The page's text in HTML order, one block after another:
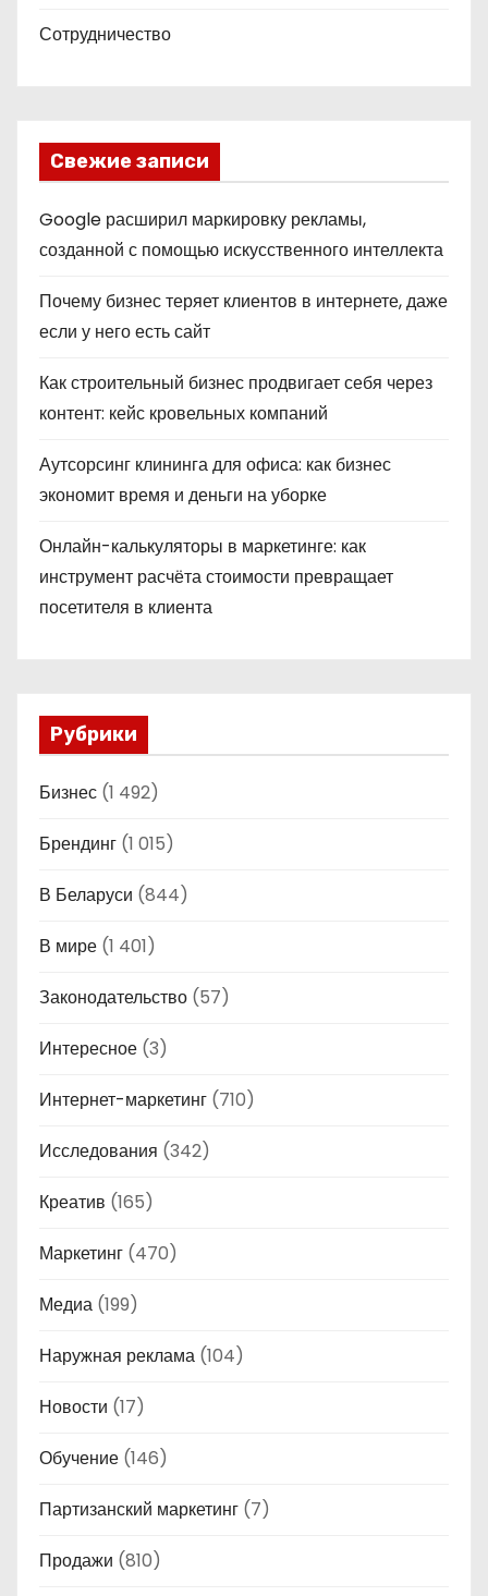
Сотрудничество
Свежие записи
Google расширил маркировку рекламы,
созданной с помощью искусственного интеллекта
Почему бизнес теряет клиентов в интернете, даже
если у него есть сайт
Как строительный бизнес продвигает себя через
контент: кейс кровельных компаний
Аутсорсинг клининга для офиса: как бизнес
экономит время и деньги на уборке
Онлайн-калькуляторы в маркетинге: как
инструмент расчёта стоимости превращает
посетителя в клиента
Рубрики
Бизнес (1 492)
Брендинг (1 015)
В Беларуси (844)
В мире (1 401)
Законодательство (57)
Интересное (3)
Интернет-маркетинг (710)
Исследования (342)
Креатив (165)
Маркетинг (470)
Медиа (199)
Наружная реклама (104)
Новости (17)
Обучение (146)
Партизанский маркетинг (7)
Продажи (810)